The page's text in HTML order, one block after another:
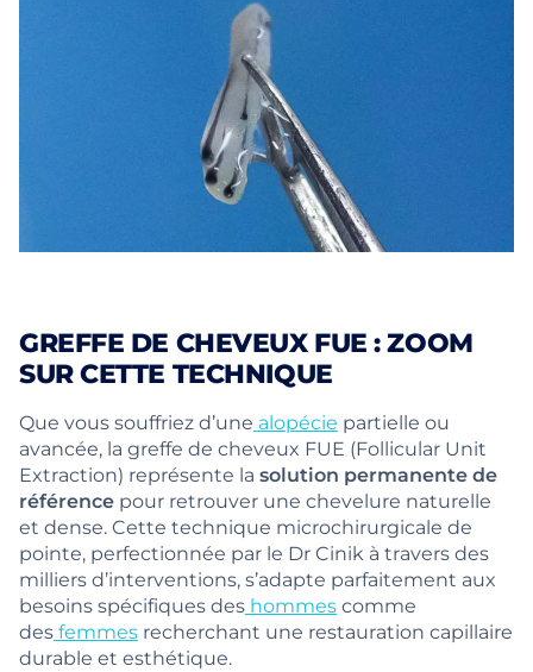
GREFFE DE CHEVEUX FUE : ZOOM
SUR CETTE TECHNIQUE
Que vous souffriez d’une alopécie partielle ou
avancée, la greffe de cheveux FUE (Follicular Unit
Extraction) représente la solution permanente de
référence pour retrouver une chevelure naturelle
et dense. Cette technique microchirurgicale de
pointe, perfectionnée par le Dr Cinik à travers des
milliers d’interventions, s’adapte parfaitement aux
besoins spécifiques des hommescomme
desfemmes recherchant une restauration capillaire
durable et esthétique.